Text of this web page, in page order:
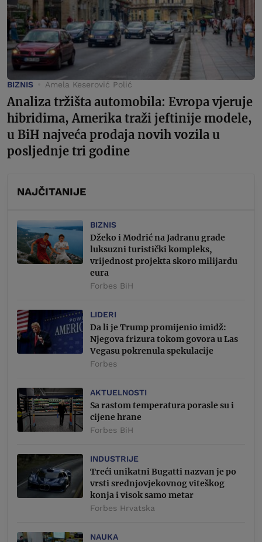
BIZNIS Amela Keserović Polić
Analiza tržišta automobila: Evropa vjeruje
hibridima, Amerika traži jeftinije modele,
u BiH najveća prodaja novih vozila u
posljednje tri godine
NAJČITANIJE
BIZNIS
Džeko i Modrić na Jadranu grade
luksuzni turistički kompleks,
vrijednost projekta skoro milijardu
eura
Forbes BiH
LIDERI
Da li je Trump promijenio imidž:
Njegova frizura tokom govora u Las
Vegasu pokrenula spekulacije
Forbes
AKTUELNOSTI
Sa rastom temperatura porasle su i
cijene hrane
Forbes BiH
INDUSTRIJE
Treći unikatni Bugatti nazvan je po
vrsti srednjovjekovnog viteškog
konja i visok samo metar
Forbes Hrvatska
NAUKA